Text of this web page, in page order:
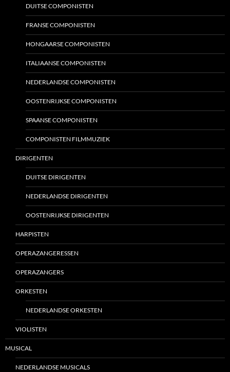
DUITSE COMPONISTEN
FRANSE COMPONISTEN
HONGAARSE COMPONISTEN
ITALIAANSE COMPONISTEN
NEDERLANDSE COMPONISTEN
OOSTENRIJKSE COMPONISTEN
SPAANSE COMPONISTEN
COMPONISTEN FILMMUZIEK
DIRIGENTEN
DUITSE DIRIGENTEN
NEDERLANDSE DIRIGENTEN
OOSTENRIJKSE DIRIGENTEN
HARPISTEN
OPERAZANGERESSEN
OPERAZANGERS
ORKESTEN
NEDERLANDSE ORKESTEN
VIOLISTEN
MUSICAL
NEDERLANDSE MUSICALS